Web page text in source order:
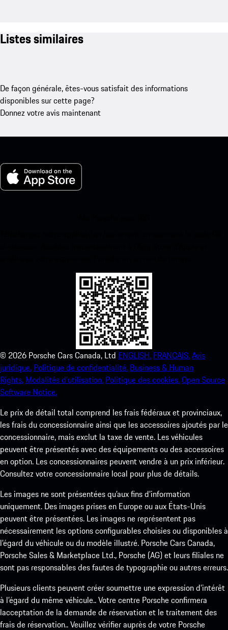
Listes similaires
De façon générale, êtes-vous satisfait des informations
disponibles sur cette page?
Donnez votre avis maintenant
© 2026 Porsche Cars Canada, Ltd ENGLISH. FRANCAIS.Avis
juridique. Politique de confidentialité. Business & Human
Rights. Modalités d’utilisation. Politique des cookies.Open Source
Software Notice.
Le prix de détail total comprend les frais fédéraux et provinciaux,
les frais du concessionnaire ainsi que les accessoires ajoutés par le
concessionnaire, mais exclut la taxe de vente. Les véhicules
peuvent être présentés avec des équipements ou des accessoires
en option. Les concessionnaires peuvent vendre à un prix inférieur.
Consultez votre concessionnaire local pour plus de détails.
Les images ne sont présentées qu’aux fins d’information
uniquement. Des images prises en Europe ou aux États-Unis
peuvent être présentées. Les images ne représentent pas
nécessairement les options configurables choisies ou disponibles à
l’égard du véhicule ou du modèle illustré. Porsche Cars Canada,
Porsche Sales & Marketplace Ltd., Porsche (AG) et leurs filiales ne
sont pas responsables des fautes de typographie ou autres erreurs.
Plusieurs clients peuvent créer soumettre une expression d’intérêt
à l’égard du même véhicule.. Votre centre Porsche confirmera
lacceptation de la demande de réservation et le traitement des
frais de réservation.. Veuillez vérifier auprès de votre Porsche